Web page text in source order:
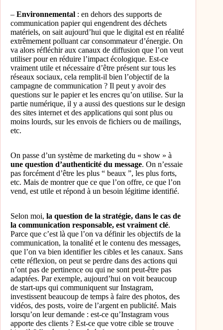
– Environnemental : en dehors des supports de
communication papier qui engendrent des déchets
matériels, on sait aujourd’hui que le digital est en réalité
extrêmement polluant car consommateur d’énergie. On
va alors réfléchir aux canaux de diffusion que l’on veut
utiliser pour en réduire l’impact écologique. Est-ce
vraiment utile et nécessaire d’être présent sur tous les
réseaux sociaux, cela remplit-il bien l’objectif de la
campagne de communication ? Il peut y avoir des
questions sur le papier et les encres qu’on utilise. Sur la
partie numérique, il y a aussi des questions sur le design
des sites internet et des applications qui sont plus ou
moins lourds, sur les envois de fichiers ou de mailings,
etc.
On passe d’un système de marketing du « show » à
une question d’authenticité du message. On n’essaie
pas forcément d’être les plus “ beaux ”, les plus forts,
etc. Mais de montrer que ce que l’on offre, ce que l’on
vend, est utile et répond à un besoin légitime identifié.
Selon moi, la question de la stratégie, dans le cas de
la communication responsable, est vraiment clé.
Parce que c’est là que l’on va définir les objectifs de la
communication, la tonalité et le contenu des messages,
que l’on va bien identifier les cibles et les canaux. Sans
cette réflexion, on peut se perdre dans des actions qui
n’ont pas de pertinence ou qui ne sont peut-être pas
adaptées. Par exemple, aujourd’hui on voit beaucoup
de start-ups qui communiquent sur Instagram,
investissent beaucoup de temps à faire des photos, des
vidéos, des posts, voire de l’argent en publicité. Mais
lorsqu’on leur demande : est-ce qu’Instagram vous
apporte des clients ? Est-ce que votre cible se trouve